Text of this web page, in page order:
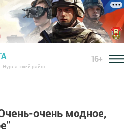
Нурлатский район
16+
очень модное,